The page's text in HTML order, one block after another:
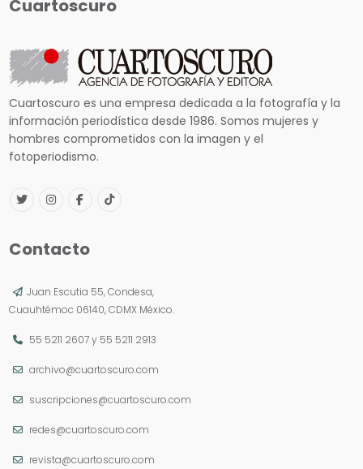
Cuartoscuro
Cuartoscuro es una empresa dedicada a la fotografía y la
información periodística desde 1986. Somos mujeres y
hombres comprometidos con la imagen y el
fotoperiodismo.
Contacto
Juan Escutia 55, Condesa,
Cuauhtémoc 06140, CDMX México.
55 5211 2607y 55 5211 2913
archivo@cuartoscuro.com
suscripciones@cuartoscuro.com
redes@cuartoscuro.com
revista@cuartoscuro.com